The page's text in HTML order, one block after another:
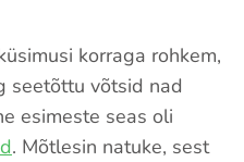
korraga rohkem,
seetõttu võtsid nad
esimeste seas oli
. Mõtlesin natuke, sest